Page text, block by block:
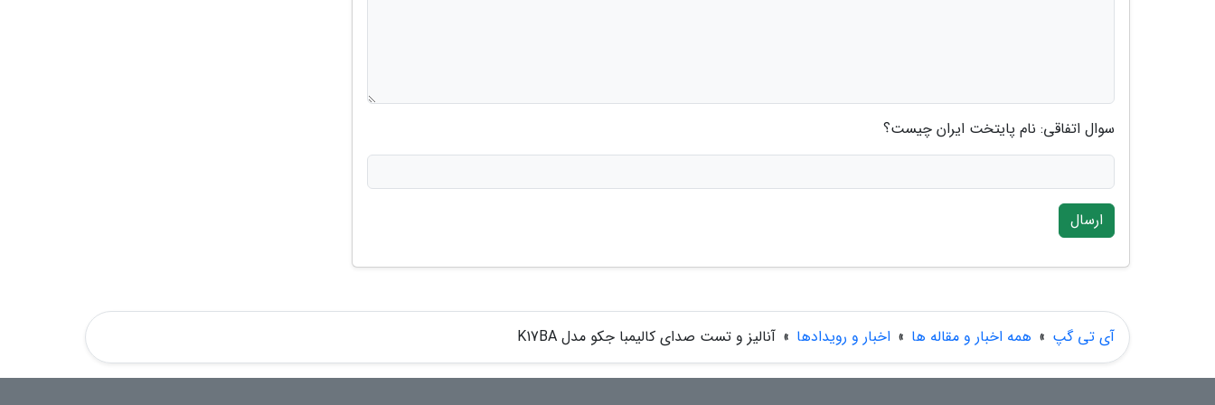
سوال اتفاقی: نام پایتخت ایران چیست؟
ارسال
آی تی گپ » همه اخبار و مقاله ها » اخبار و رویدادها » آنالیز و تست صدای کالیمبا جکو مدل K17BA